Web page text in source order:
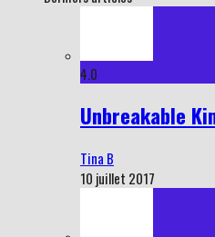
4.0
Unbreakable
Tina B
10 juillet 2017